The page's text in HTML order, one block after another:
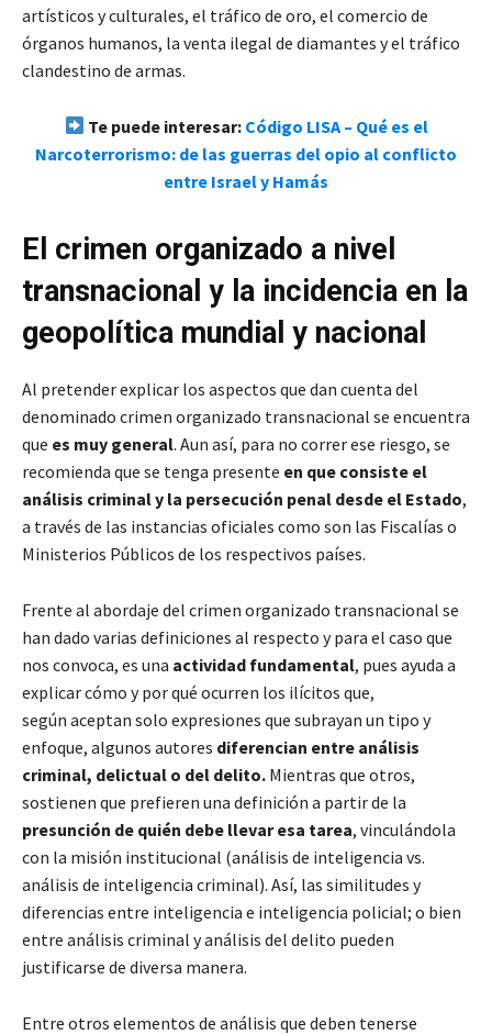
artísticos y culturales, el tráfico de oro, el comercio de
órganos humanos, la venta ilegal de diamantes y el tráfico
clandestino de armas.
Te puede interesar: Código LISA – Qué es el
Narcoterrorismo: de las guerras del opio al conflicto
entre Israel y Hamás
El crimen organizado a nivel
transnacional y la incidencia en la
geopolítica mundial y nacional
Al pretender explicar los aspectos que dan cuenta del
denominado crimen organizado transnacional se encuentra
que es muy general. Aun así, para no correr ese riesgo, se
recomienda que se tenga presente en que consiste el
análisis criminal y la persecución penal desde el Estado,
a través de las instancias oficiales como son las Fiscalías o
Ministerios Públicos de los respectivos países.
Frente al abordaje del crimen organizado transnacional se
han dado varias definiciones al respecto y para el caso que
nos convoca, es una actividad fundamental, pues ayuda a
explicar cómo y por qué ocurren los ilícitos que,
según aceptan solo expresiones que subrayan un tipo y
enfoque, algunos autores diferencian entre análisis
criminal, delictual o del delito. Mientras que otros,
sostienen que prefieren una definición a partir de la
presunción de quién debe llevar esa tarea, vinculándola
con la misión institucional (análisis de inteligencia vs.
análisis de inteligencia criminal). Así, las similitudes y
diferencias entre inteligencia e inteligencia policial; o bien
entre análisis criminal y análisis del delito pueden
justificarse de diversa manera.
Entre otros elementos de análisis que deben tenerse